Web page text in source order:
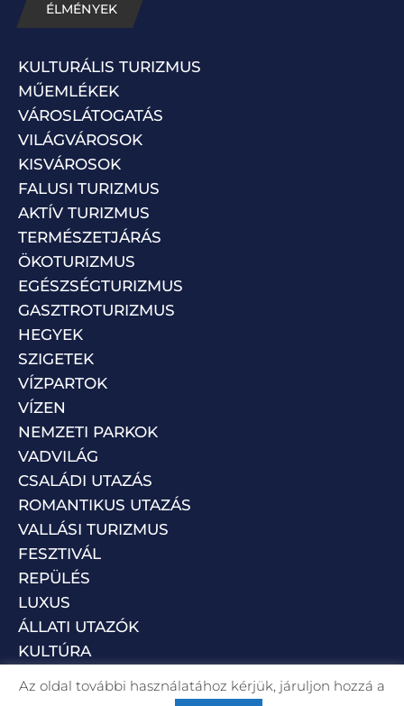
ÉLMÉNYEK
KULTURÁLIS TURIZMUS
MŰEMLÉKEK
VÁROSLÁTOGATÁS
VILÁGVÁROSOK
KISVÁROSOK
FALUSI TURIZMUS
AKTÍV TURIZMUS
TERMÉSZETJÁRÁS
ÖKOTURIZMUS
EGÉSZSÉGTURIZMUS
GASZTROTURIZMUS
HEGYEK
SZIGETEK
VÍZPARTOK
VÍZEN
NEMZETI PARKOK
VADVILÁG
CSALÁDI UTAZÁS
ROMANTIKUS UTAZÁS
VALLÁSI TURIZMUS
FESZTIVÁL
REPÜLÉS
LUXUS
ÁLLATI UTAZÓK
KULTÚRA
Az oldal további használatához kérjük, járuljon hozzá a